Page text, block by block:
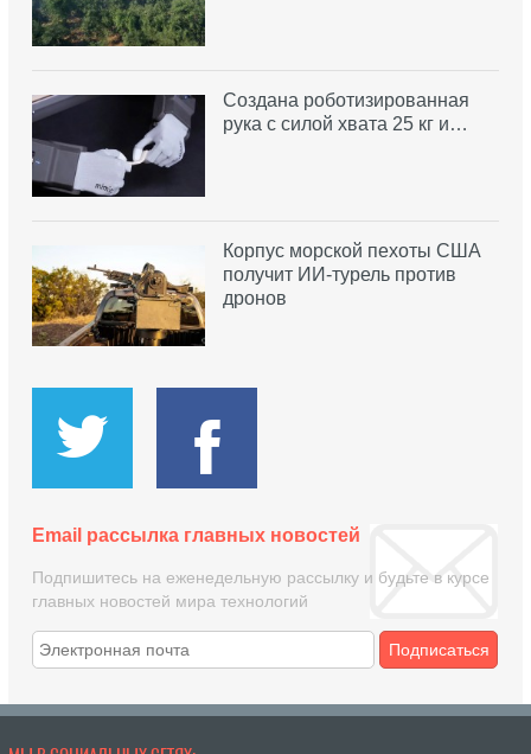
Создана роботизированная
рука с силой хвата 25 кг и…
Корпус морской пехоты США
получит ИИ-турель против
дронов
Email рассылка главных новостей
Подпишитесь на еженедельную рассылку и будьте в курсе
главных новостей мира технологий
Подписаться